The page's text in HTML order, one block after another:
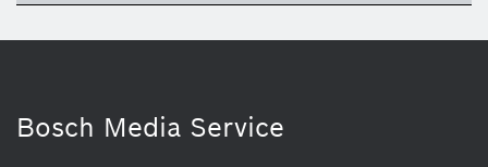
Bosch Media Service